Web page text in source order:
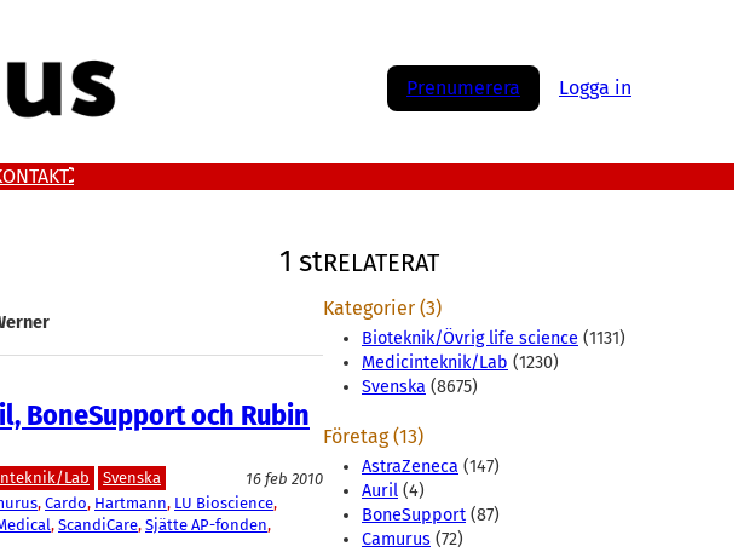
Prenumerera Logga in
1 st
BoneSupport och Rubin
Lab Svenska
16 feb 2010
, Cardo, Hartmann, LU Bioscience
, ScandiCare, Sjätte AP-fonden
RELATERAT
Kategorier (3)
Bioteknik/Övrig life science (1131)
Medicinteknik/Lab (1230)
Svenska (8675)
Företag (13)
AstraZeneca (147)
Auril (4)
BoneSupport (87)
Camurus (72)